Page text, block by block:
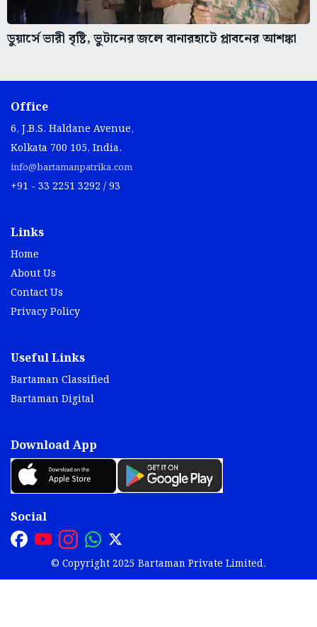
ডুয়ার্সে ভারী বৃষ্টি, ভুটানের জলে বানারহাটে প্লাবনের আশঙ্কা
Office
6, J.B.S. Haldane Avenue,
Kolkata 700 105, India.
info@bartamanpatrika.com
+91 - 33 2251 3292 / 93
Links
Home
About Us
Contact Us
Privacy Policy
Useful Links
Bartaman Classified
Bartaman Digital
Download App
Social
© Copyright 2025 Bartaman Private Limited.